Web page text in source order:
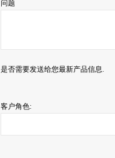
问题
是否需要发送给您最新产品信息.
客户角色: